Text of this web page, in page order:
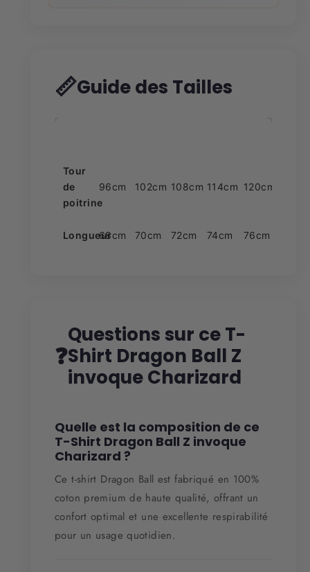
📏Guide des Tailles
Tour
de
poitrine
96cm 102cm 108cm 114cm 120cm
Longueur68cm 70cm 72cm 74cm 76cm
❓
Questions sur ce T-
Shirt Dragon Ball Z
invoque Charizard
Quelle est la composition de ce
T-Shirt Dragon Ball Z invoque
Charizard ?
Ce t-shirt Dragon Ball est fabriqué en 100%
coton premium de haute qualité, offrant un
confort optimal et une excellente respirabilité
pour un usage quotidien.